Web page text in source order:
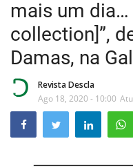
Home
...by Descla
Desporto
Contactos
mais um dia…
collection]”,
Damas, na
Revista Descla
Ago 18, 2020 - 10:00